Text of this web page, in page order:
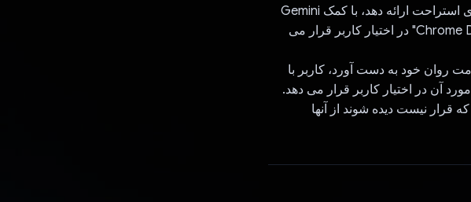
ویژگی 2: اگر کاربر می تواند از Museka بخواهد که یک بازی برای استراحت ارائه دهد، با کمک Gemini
api و vercel ai sdk Museka یک بازی جالب برای آرامش "Chrome Dino" در اختیار کاربر قرار می
روان خود به دست آورد، کاربر با
که قرار نیست دیده شوند از آنها